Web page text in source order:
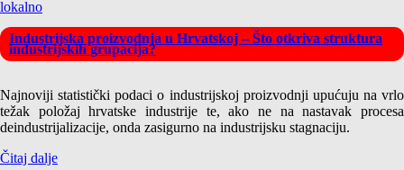
lokalno
Industrijska proizvodnja u Hrvatskoj – Što otkriva struktura
industrijskih grupacija?
Najnoviji statistički podaci o industrijskoj proizvodnji upućuju na vrlo
težak položaj hrvatske industrije te, ako ne na nastavak procesa
deindustrijalizacije, onda zasigurno na industrijsku stagnaciju.
Čitaj dalje